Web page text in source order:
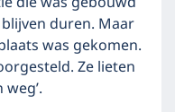
duren. Maar
was gekomen.
Ze lieten